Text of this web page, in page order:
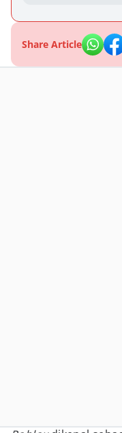
Share Article